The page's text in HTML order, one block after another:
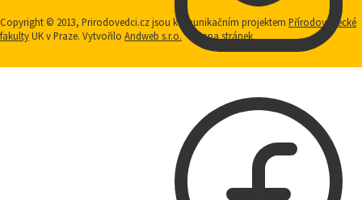
Copyright © 2013, Prirodovedci.cz jsou komunikačním projektem Přírodovědecké
fakultyUK v Praze. Vytvořilo Andweb s.r.o. Mapa stránek